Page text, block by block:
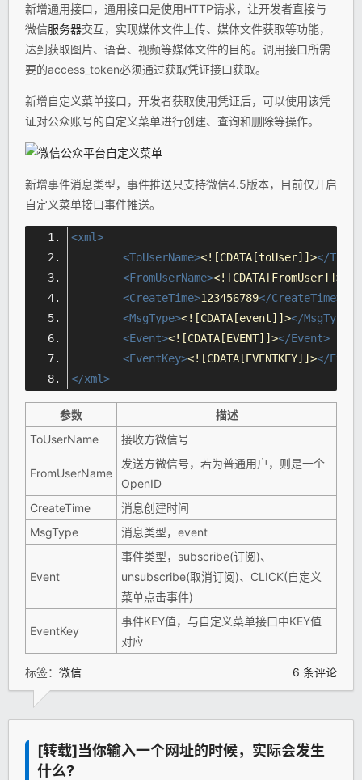
新增通用接口，通用接口是使用HTTP请求，让开发者直接与
微信服务器交互，实现媒体文件上传、媒体文件获取等功能，
达到获取图片、语音、视频等媒体文件的目的。调用接口所需
要的access_token必须通过获取凭证接口获取。
新增自定义菜单接口，开发者获取使用凭证后，可以使用该凭
证对公众账号的自定义菜单进行创建、查询和删除等操作。
新增事件消息类型，事件推送只支持微信4.5版本，目前仅开启
自定义菜单接口事件推送。
<xml>
<ToUserName><![CDATA[toUser]]></
<FromUserName><![CDATA[FromUser]]>
<CreateTime>123456789</CreateTime>
<MsgType><![CDATA[event]]></MsgType>
<Event><![CDATA[EVENT]]></Event>
<EventKey><![CDATA[EVENTKEY]]></
</xml>
参数
描述
ToUserName
接收方微信号
FromUserName
发送方微信号，若为普通用户，则是一个
OpenID
CreateTime
消息创建时间
MsgType
消息类型，event
Event
事件类型，subscribe(订阅)、
unsubscribe(取消订阅)、CLICK(自定义
菜单点击事件)
EventKey
事件KEY值，与自定义菜单接口中KEY值
对应
标签： 微信 6 条评论
[转载]当你输入一个网址的时候，实际会发生
什么?